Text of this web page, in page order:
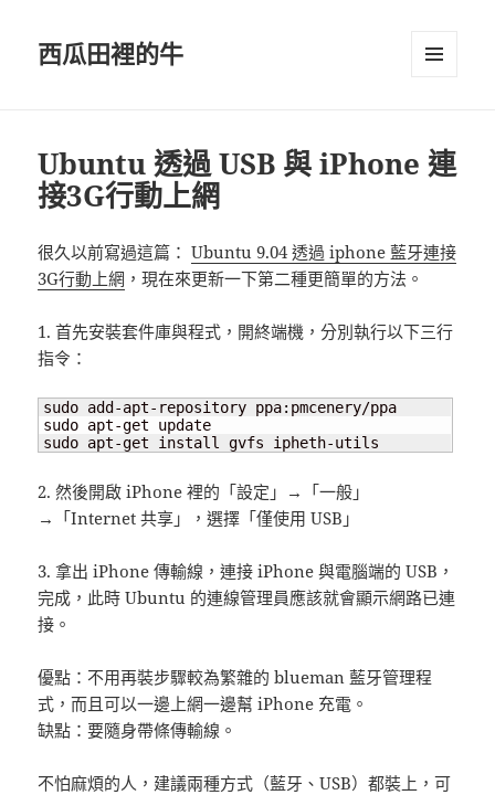
西瓜田裡的牛
Ubuntu 透過 USB 與 iPhone 連
接3G行動上網
很久以前寫過這篇：Ubuntu 9.04 透過 iphone 藍牙連接
3G行動上網 ，現在來更新一下第二種更簡單的方法。
1. 首先安裝套件庫與程式，開終端機，分別執行以下三行
指令：
sudo add-apt-repository ppa:pmcenery/ppa
sudo apt-get update
sudo apt-get install gvfs ipheth-utils
2. 然後開啟 iPhone 裡的「設定」→「一般」
→「Internet 共享」，選擇「僅使用 USB」
3. 拿出 iPhone 傳輸線，連接 iPhone 與電腦端的 USB，
完成，此時 Ubuntu 的連線管理員應該就會顯示網路已連
接。
優點：不用再裝步驟較為繁雜的 blueman 藍牙管理程
式，而且可以一邊上網一邊幫 iPhone 充電。
缺點：要隨身帶條傳輸線。
不怕麻煩的人，建議兩種方式（藍牙、USB）都裝上，可